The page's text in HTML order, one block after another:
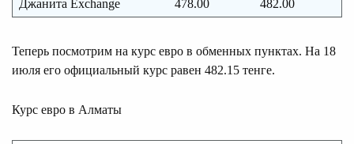
Джанита Exchange 478.00 482.00
Теперь посмотрим на курс евро в обменных пунктах. На 18
июля его официальный курс равен 482.15 тенге.
Курс евро в Алматы